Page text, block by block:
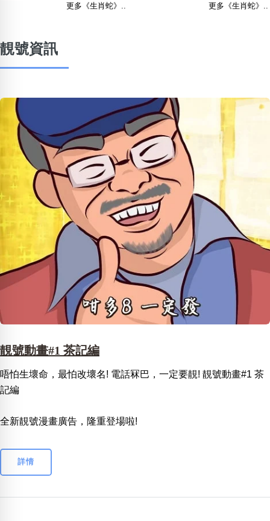
更多《生肖蛇》.. 更多《生肖蛇》..
靚號資訊
靚號動畫#1 茶記編
唔怕生壞命，最怕改壞名! 電話冧巴，一定要靚! 靚號動畫#1 茶
記編
全新靚號漫畫廣告，隆重登場啦!
詳情